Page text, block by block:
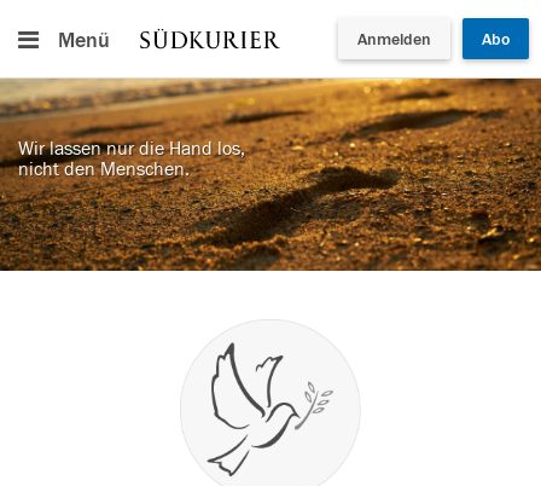
Menü Anmelden Abo
Wir lassen nur die Hand los,
nicht den Menschen.